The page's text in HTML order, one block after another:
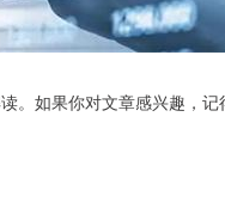
。如果你对文章感兴趣，